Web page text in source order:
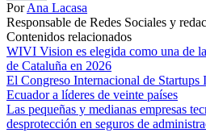
PorAna Lacasa
Responsable de Redes Sociales y
Contenidos relacionados
WIVI Vision es elegida como una de
de Cataluña en 2026
El Congreso Internacional de Startups
Ecuador a líderes de veinte países
Las pequeñas y medianas empresas
desprotección en seguros de